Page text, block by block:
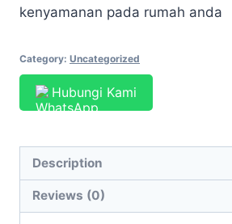
kenyamanan pada rumah anda
Category: Uncategorized
Hubungi Kami
Description
Reviews (0)